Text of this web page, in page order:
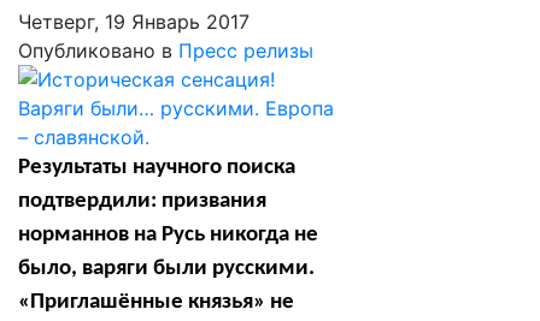
Четверг, 19 Январь 2017
Опубликовано в Пресс релизы
Результаты научного поиска
подтвердили: призвания
норманнов на Русь никогда не
было, варяги были русскими.
«Приглашённые князья» не